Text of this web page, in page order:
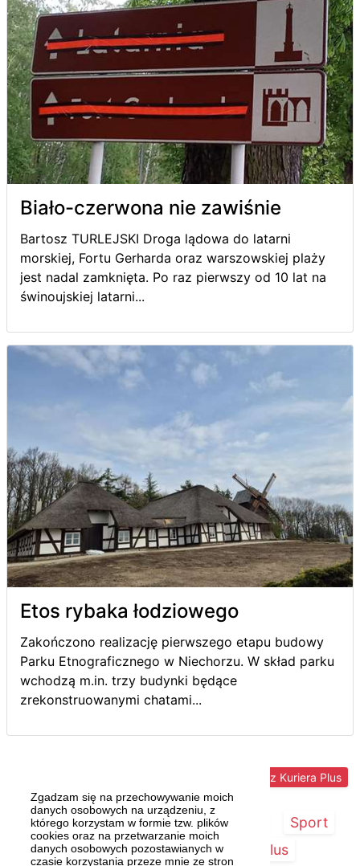
Zgadzam się na przechowywanie moich
danych osobowych na urządzeniu, z
którego korzystam w formie tzw. plików
cookies oraz na przetwarzanie moich
danych osobowych pozostawianych w
czasie korzystania przeze mnie ze stron
Biało-czerwona nie zawiśnie
Bartosz TURLEJSKI Droga lądowa do latarni
morskiej, Fortu Gerharda oraz warszowskiej plaży
jest nadal zamknięta. Po raz pierwszy od 10 lat na
świnoujskiej latarni...
Etos rybaka łodziowego
Zakończono realizację pierwszego etapu budowy
Parku Etnograficznego w Niechorzu. W skład parku
wchodzą m.in. trzy budynki będące
zrekonstruowanymi chatami...
Więcej z Kuriera Plus
Strona główna Szczecin/Region
Sport
Kultura
Kurier Plus